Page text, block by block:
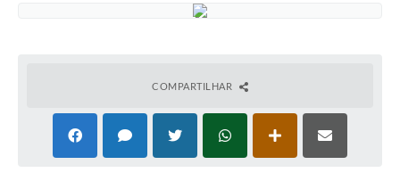
COMPARTILHAR